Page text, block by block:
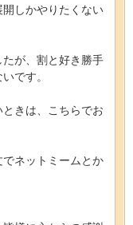
しかやりたくない
が、割と好き勝手
です。
きは、こちらでお
ネットミームとか